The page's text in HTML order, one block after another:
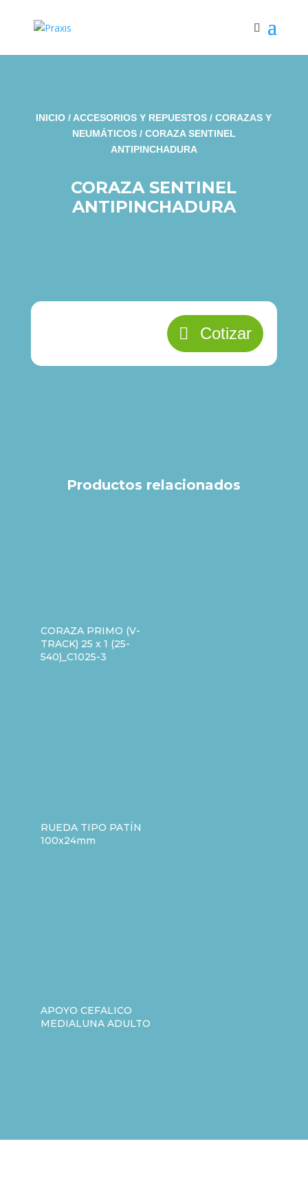
INICIO / ACCESORIOS Y REPUESTOS /CORAZAS Y
NEUMÁTICOS/ CORAZA SENTINEL
ANTIPINCHADURA
CORAZA SENTINEL
ANTIPINCHADURA
Cotizar
Productos relacionados
CORAZA PRIMO (V-
TRACK) 25 x 1 (25-
540)_C1025-3
RUEDA TIPO PATÍN
100x24mm
APOYO CEFALICO
MEDIALUNA ADULTO